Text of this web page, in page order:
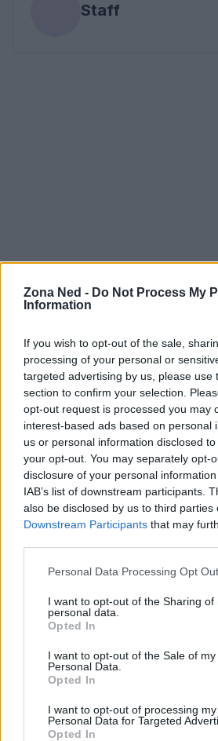
Zona Ned - Do Not Process My
Information
If you wish to opt-out of the sale,
processing of your personal or
targeted advertising by us, please use
section to confirm your selection.
opt-out request is processed you may
interest-based ads based on personal
us or personal information disclosed
your opt-out. You may separately opt-
disclosure of your personal
IAB’s list of downstream participants.
also be disclosed by us to third parties
Downstream Participants that may
Please note that this website/app uses
not limited to your visit or usage
grant or deny consent to Google and
use your data for below specified
consent section.
Personal Data Processing Opt
I want to opt-out of the Sharing of
personal data.
Opted In
I want to opt-out of the Sale of my
Personal Data.
Opted In
I want to opt-out of processing my
Personal Data for Targeted
Opted In
Staff
Continua a leggere
NERD NEWS
Pieve Comics 2026: tutto ciò che
sull’evento nerd di Perugia
Andrea Conforti · 6 Ago 2026